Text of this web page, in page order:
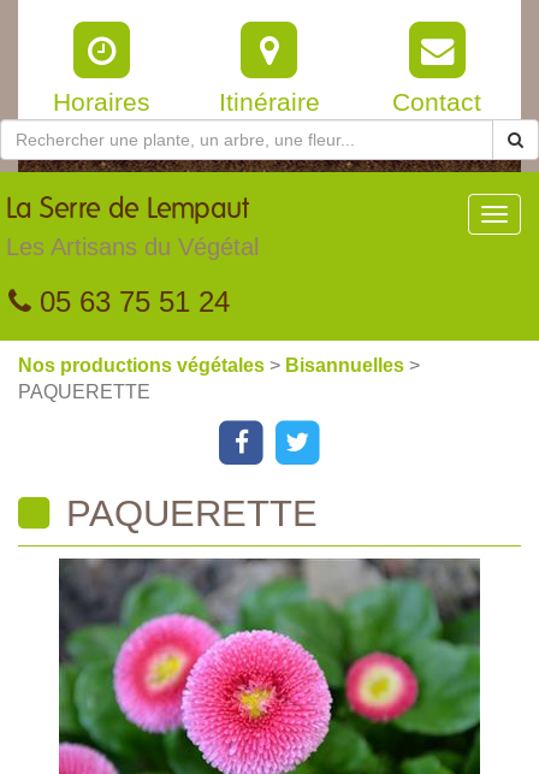
Horaires Itinéraire Contact
La Serre de Lempaut
Les Artisans du Végétal
05 63 75 51 24
Nos productions végétales > Bisannuelles >
PAQUERETTE
PAQUERETTE